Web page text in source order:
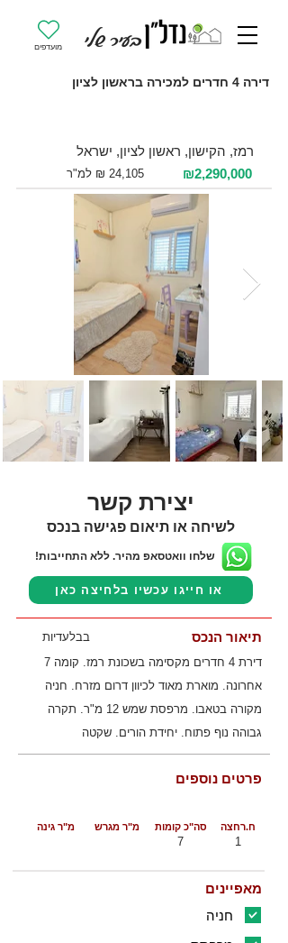
מועדפים
דירה 4 חדרים למכירה בראשון לציון
רמז, הקישון, ראשון לציון, ישראל
₪2,290,000
יצירת קשר
לשיחה או תיאום פגישה בנכס
שלחו וואטסאפ מהיר. ללא התחייבות!
או חייגו עכשיו בלחיצה כאן
בבלעדיות תיאור הנכס
דירת 4 חדרים מקסימה בשכונת רמז. קומה 7
אחרונה. מוארת מאוד לכיוון דרום מזרח. חניה
מקורה בטאבו. מרפסת שמש 12 מ"ר. תקרה
גבוהה נוף פתוח. יחידת הורים. שקטה
פרטים נוספים
סה"כ קומות מ"ר גינה מ"ר מגרש ח.רחצה
7 1
מאפיינים
חניה